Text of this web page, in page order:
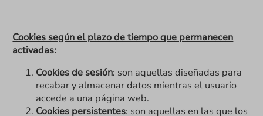
Cookies según el plazo de tiempo que permanecen
activadas:
Cookies de sesión: son aquellas diseñadas para
recabar y almacenar datos mientras el usuario
accede a una página web.
Cookies persistentes: son aquellas en las que los